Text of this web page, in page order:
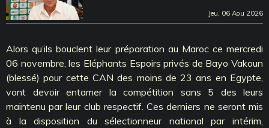
Jeu, 06 Aou 2026
Alors qu’ils bouclent leur préparation au Maroc ce mercredi
06 novembre, les Eléphants Espoirs privés de Bayo Vakoun
(blessé) pour cette CAN des moins de 23 ans en Egypte,
vont devoir entamer la compétition sans 5 des leurs
maintenu par leur club respectif. Ces derniers ne seront mis
à la disposition du sélectionneur national par intérim,